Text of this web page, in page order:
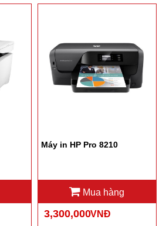
Máy in HP Pro 8210
Mua hàng
3,300,000VNĐ